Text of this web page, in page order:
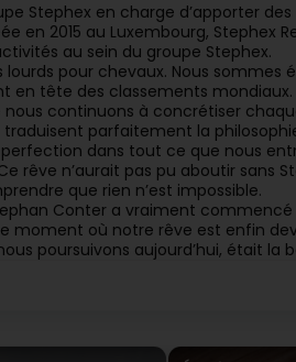
Stephex en charge d’apporter
en 2015 au Luxembourg, Stephex
au sein du groupe Stephex.
pour chevaux. Nous sommes
en tête des classements mondiaux.
continuons à concrétiser
parfaitement la
dans tout ce que nous
rêve n’aurait pas pu aboutir sans
que rien n’est impossible.
Conter a vraiment
moment où notre rêve est enfin
poursuivons aujourd’hui, était la